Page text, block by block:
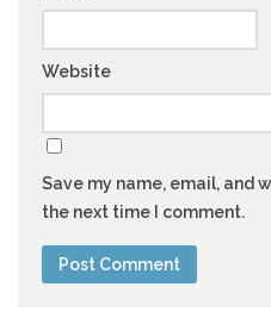
Website
Save my name, email, and
the next time I comment.